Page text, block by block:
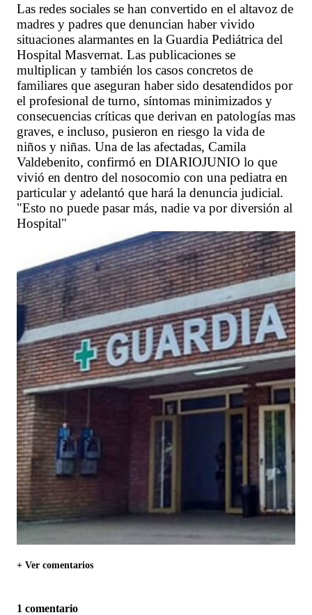
Las redes sociales se han convertido en el altavoz de
madres y padres que denuncian haber vivido
situaciones alarmantes en la Guardia Pediátrica del
Hospital Masvernat. Las publicaciones se
multiplican y también los casos concretos de
familiares que aseguran haber sido desatendidos por
el profesional de turno, síntomas minimizados y
consecuencias críticas que derivan en patologías mas
graves, e incluso, pusieron en riesgo la vida de
niños y niñas. Una de las afectadas, Camila
Valdebenito, confirmó en DIARIOJUNIO lo que
vivió en dentro del nosocomio con una pediatra en
particular y adelantó que hará la denuncia judicial.
"Esto no puede pasar más, nadie va por diversión al
Hospital"
+ Ver comentarios
1 comentario